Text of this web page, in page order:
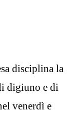
disciplina la
digiuno e di
venerdì e